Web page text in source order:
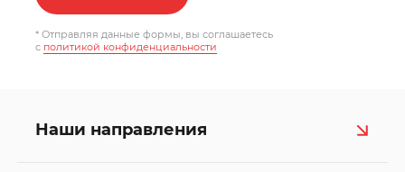
* Отправляя данные формы, вы соглашаетесь
c политикой конфиденциальности
Наши направления